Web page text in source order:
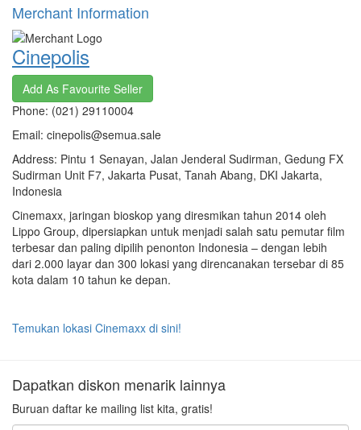
Merchant Information
Cinepolis
Add As Favourite Seller
Phone: (021) 29110004
Email: cinepolis@semua.sale
Address: Pintu 1 Senayan, Jalan Jenderal Sudirman, Gedung FX
Sudirman Unit F7, Jakarta Pusat, Tanah Abang, DKI Jakarta,
Indonesia
Cinemaxx, jaringan bioskop yang diresmikan tahun 2014 oleh
Lippo Group, dipersiapkan untuk menjadi salah satu pemutar film
terbesar dan paling dipilih penonton Indonesia – dengan lebih
dari 2.000 layar dan 300 lokasi yang direncanakan tersebar di 85
kota dalam 10 tahun ke depan.
Temukan lokasi Cinemaxx di sini!
Dapatkan diskon menarik lainnya
Buruan daftar ke mailing list kita, gratis!